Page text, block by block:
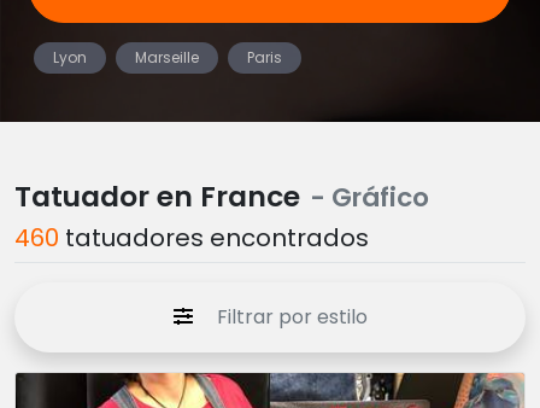
Lyon Marseille Paris
Tatuador en France - Gráfico
460 tatuadores encontrados
Filtrar por estilo